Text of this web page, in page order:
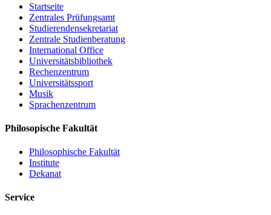
Startseite
Zentrales Prüfungsamt
Studierendensekretariat
Zentrale Studienberatung
International Office
Universitätsbibliothek
Rechenzentrum
Universitätssport
Musik
Sprachenzentrum
Philosopische Fakultät
Philosophische Fakultät
Institute
Dekanat
Service